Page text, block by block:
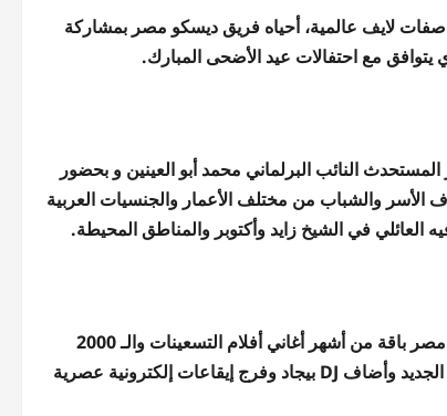
لايف عالمية، أحياه فريق ديسكو مصر بمشاركة
النائب البرلماني محمد أبو العينين و بحضور
الأسر والشباب من مختلف الأعمار والجنسيات العربية
في الشيخ زايد وأكتوبر والمناطق المحيطة.
منذ اللحظة الأولى تحولت البلازا إلى ساحة احتفال مفتوحة و قدم فريق ديسكو مصر باقة من أشهر أغاني أفلام التسعينات والـ 2000
التي صنعت تاريخه،إلى جانب ميكسات من أحدث أعماله التي تلبي أذواق الجيل الجديد وأضاف DJ بيجاد وفرج إيقاعات إلكترونية عصرية